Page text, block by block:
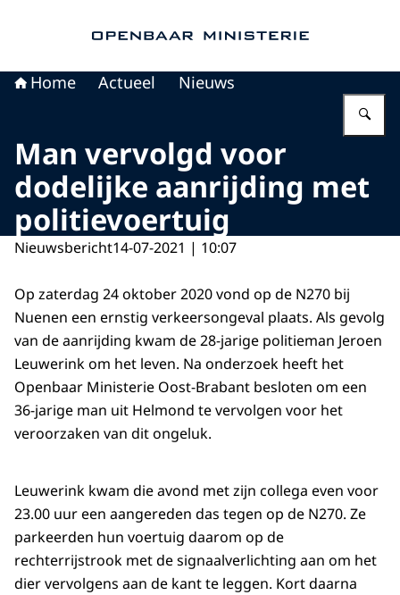
Home Actueel Nieuws
Man vervolgd voor
dodelijke aanrijding met
politievoertuig
Nieuwsbericht14-07-2021 | 10:07
Op zaterdag 24 oktober 2020 vond op de N270 bij
Nuenen een ernstig verkeersongeval plaats. Als gevolg
van de aanrijding kwam de 28-jarige politieman Jeroen
Leuwerink om het leven. Na onderzoek heeft het
Openbaar Ministerie Oost-Brabant besloten om een
36-jarige man uit Helmond te vervolgen voor het
veroorzaken van dit ongeluk.
Leuwerink kwam die avond met zijn collega even voor
23.00 uur een aangereden das tegen op de N270. Ze
parkeerden hun voertuig daarom op de
rechterrijstrook met de signaalverlichting aan om het
dier vervolgens aan de kant te leggen. Kort daarna